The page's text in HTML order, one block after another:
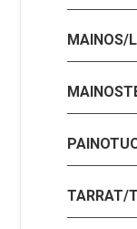
MAINOS/
TARRAT/